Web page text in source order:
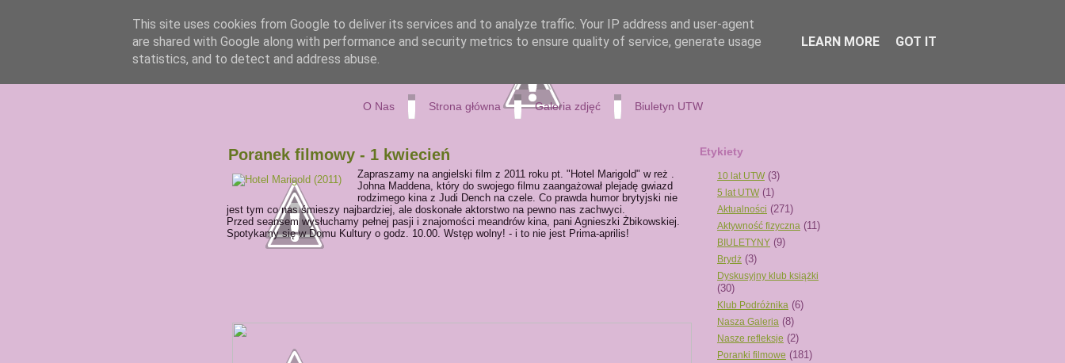
O Nas Strona główna Galeria zdjęć Biuletyn UTW
Poranek filmowy - 1 kwiecień
Zapraszamy na angielski film z 2011 roku pt. "Hotel Marigold" w reż .
Johna Maddena, który do swojego filmu zaangażował plejadę gwiazd
rodzimego kina z Judi Dench na czele. Co prawda humor brytyjski nie
jest tym co nas śmieszy najbardziej, ale doskonałe aktorstwo na pewno nas zachwyci.
Przed seansem wysłuchamy pełnej pasji i znajomości meandrów kina, pani Agnieszki Żbikowskiej.
Spotykamy się w Domu Kultury o godz. 10.00. Wstęp wolny! - i to nie jest Prima-aprilis!
Etykiety
10 lat UTW (3)
5 lat UTW (1)
Aktualności (271)
Aktywność fizyczna (11)
BIULETYNY (9)
Brydż (3)
Dyskusyjny klub książki
(30)
Klub Podróżnika (6)
Nasza Galeria (8)
Nasze refleksje (2)
Poranki filmowe (181)
This site uses cookies from Google to deliver its services and to analyze traffic. Your IP address and user-agent
are shared with Google along with performance and security metrics to ensure quality of service, generate usage
statistics, and to detect and address abuse.
LEARN MORE GOT IT